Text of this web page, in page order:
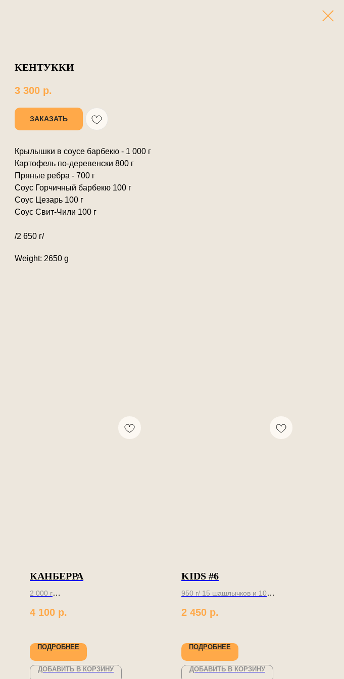
КЕНТУККИ
3 300 р.
ЗАКАЗАТЬ
Крылышки в соусе барбекю - 1 000 г
Картофель по-деревенски 800 г
Пряные ребра - 700 г
Соус Горчичный барбекю 100 г
Соус Цезарь 100 г
Соус Свит-Чили 100 г
/2 650 г/
Weight: 2650 g
КАНБЕРРА
2 000 г
Вкуснейший гриль и
4 100 р.
ПОДРОБНЕЕ
ДОБАВИТЬ В КОРЗИНУ
KIDS #6
950 г/ 15 шашлычков и 10
удобное для фуршета
2 450 р.
ПОДРОБНЕЕ
ДОБАВИТЬ В КОРЗИНУ